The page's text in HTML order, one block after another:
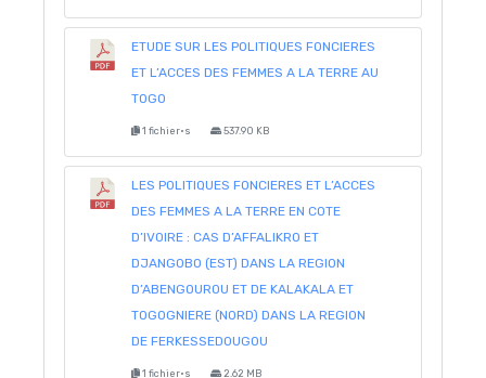
ETUDE SUR LES POLITIQUES FONCIERES
ET L’ACCES DES FEMMES A LA TERRE AU
TOGO
1 fichier·s 537.90 KB
LES POLITIQUES FONCIERES ET L’ACCES
DES FEMMES A LA TERRE EN COTE
D’IVOIRE : CAS D’AFFALIKRO ET
DJANGOBO (EST) DANS LA REGION
D’ABENGOUROU ET DE KALAKALA ET
TOGOGNIERE (NORD) DANS LA REGION
DE FERKESSEDOUGOU
1 fichier·s 2.62 MB